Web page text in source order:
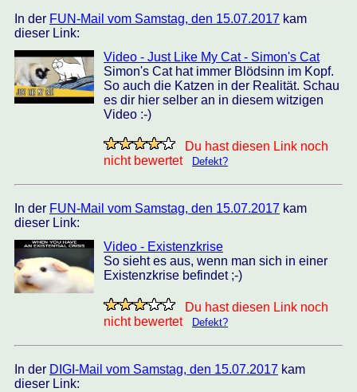
In der FUN-Mail vom Samstag, den 15.07.2017 kam
dieser Link:
Video - Just Like My Cat - Simon's Cat
Simon's Cat hat immer Blödsinn im Kopf.
So auch die Katzen in der Realität. Schau
es dir hier selber an in diesem witzigen
Video :-)
Du hast diesen Link noch
nicht bewertet
Defekt?
In der FUN-Mail vom Samstag, den 15.07.2017 kam
dieser Link:
Video - Existenzkrise
So sieht es aus, wenn man sich in einer
Existenzkrise befindet ;-)
Du hast diesen Link noch
nicht bewertet
Defekt?
In der DIGI-Mail vom Samstag, den 15.07.2017 kam
dieser Link: